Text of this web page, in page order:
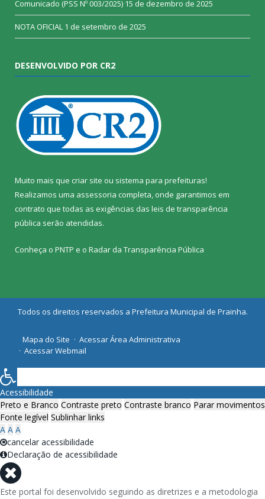
Comunicado (PSS Nº 003/2025) 15 de dezembro de 2025
NOTA OFICIAL 1 de setembro de 2025
DESENVOLVIDO POR CR2
Muito mais que criar site ou sistema para prefeituras!
Realizamos uma assessoria completa, onde garantimos em
contrato que todas as exigências das leis de transparência
pública serão atendidas.
Conheça o PNTP e o Radar da Transparência Pública
Todos os direitos reservados a Prefeitura Municipal de Prainha.
Mapa do Site
Acessar Área Administrativa
Acessar Webmail
Acessibilidade
Preto e Branco Contraste preto Contraste branco Parar movimentos
Fonte legível Sublinhar links
A A A
cancelar acessibilidade
Declaração de acessibilidade
Este portal foi desenvolvido seguindo as diretrizes e a metodologia